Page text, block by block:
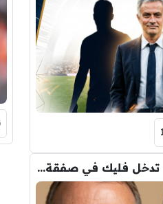
السبب الحقيقي وراء تدخل فليك في صفقة رودري